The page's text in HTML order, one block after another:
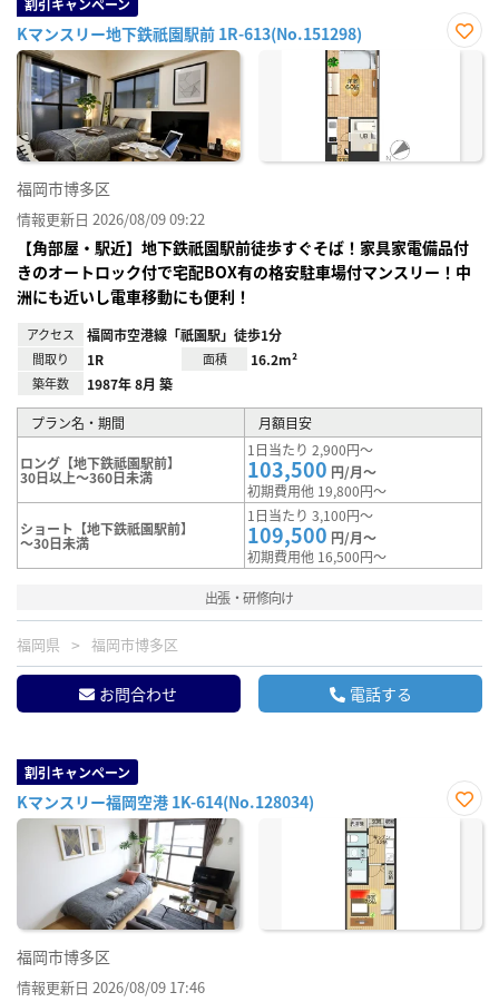
Kマンスリー地下鉄祇園駅前 1R-613(No.151298)
お気
福岡市博多区
情報更新日 2026/08/09 09:22
【角部屋・駅近】地下鉄祇園駅前徒歩すぐそば！家具家電備品付
きのオートロック付で宅配BOX有の格安駐車場付マンスリー！中
洲にも近いし電車移動にも便利！
アクセス 福岡市空港線「祇園駅」徒歩1分
間取り 1R 面積 16.2m²
築年数 1987年 8月 築
プラン名・期間 月額目安
ロング【地下鉄祗園駅前】
30日以上～360日未満
1日当たり 2,900円～
103,500 円/月～
初期費用他 19,800円～
ショート【地下鉄祇園駅前】
～30日未満
1日当たり 3,100円～
109,500 円/月～
初期費用他 16,500円～
出張・研修向け
福岡県 福岡市博多区
お問合わせ 電話する
割引キャンペーン
Kマンスリー福岡空港 1K-614(No.128034)
お気
福岡市博多区
情報更新日 2026/08/09 17:46